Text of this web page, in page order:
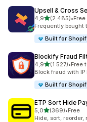
Upsell & Cross
4,9z 5 hvězd
(2 485)
Celkový počet•
Frequently bought
Built for
Blockify Fraud
4,9z 5 hvězd
(1 527)
Celkový počet
•Free
Block fraud with
Built for
ETP Sort Hide
5,0z 5 hvězd
(369)
Celkový počet
•Free
Hide, sort,